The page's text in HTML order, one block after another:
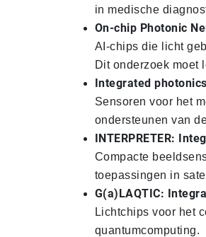
in medische
On-chip Photonic
AI-chips die licht
Dit onderzoek moet
Integrated
Sensoren voor het
ondersteunen van
INTERPRETER:
Compacte
toepassingen in
G(a)LAQTIC:
Lichtchips voor het
quantumcomputing.